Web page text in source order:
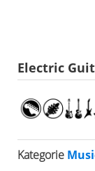
Electric
Kategorie